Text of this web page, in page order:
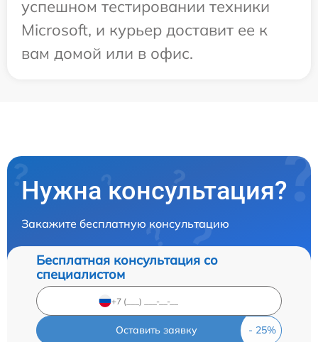
успешном тестировании техники
Microsoft, и курьер доставит ее к
вам домой или в офис.
Нужна консультация?
Закажите бесплатную консультацию
Бесплатная консультация со
специалистом
Оставить заявку